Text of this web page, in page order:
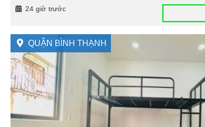
24 giờ trước
QUẬN BÌNH THẠNH